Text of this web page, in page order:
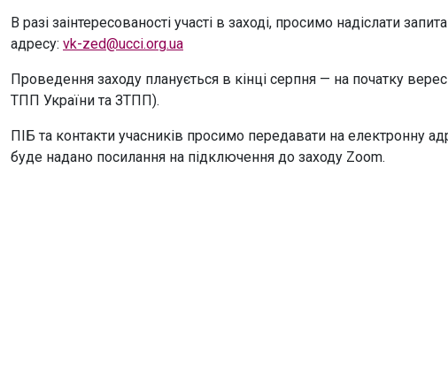
В разі заінтересованості участі в заході, просимо надіслати
адресу: vk-zed@ucci.org.ua
Проведення заходу планується в кінці серпня — на початку
ТПП України та ЗТПП).
ПІБ та контакти учасників просимо передавати на електронну
буде надано посилання на підключення до заходу Zoom.